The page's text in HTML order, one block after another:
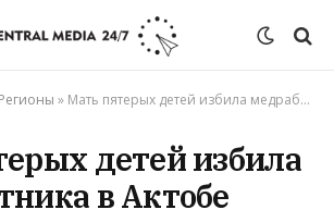
Регионы » Мать пятерых детей избила медработника в Актобе
детей избила
в Актобе